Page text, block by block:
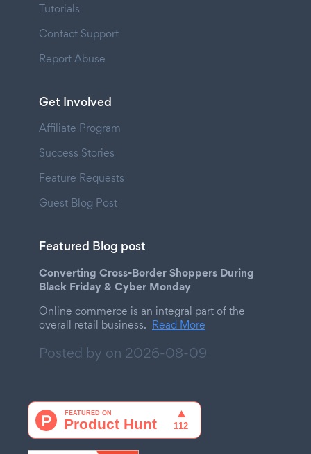
Tutorials
Contact Support
Report Abuse
Get Involved
Affiliate Program
Success Stories
Feature Requests
Guest Blog Post
Featured Blog post
Converting Cross-Border Shoppers During
Black Friday & Cyber Monday
Online commerce is an integral part of the
overall retail business. Read More
Posted by on 2026-08-09